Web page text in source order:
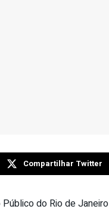
Compartilhar Twitter
do Rio de Janeiro